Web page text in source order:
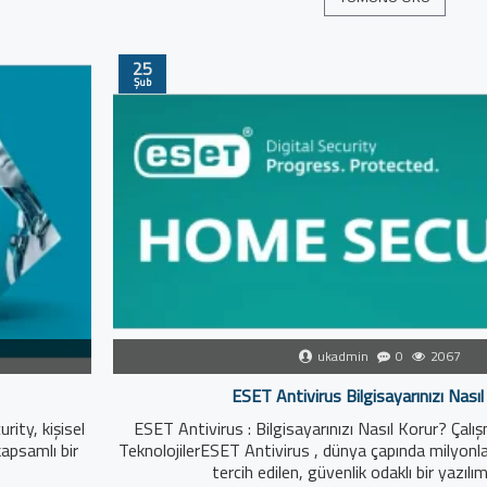
kişisel
bir
25
Şub
ukadmin 0 2067
ESET Antivirus Bilgisayarınızı
ESET Antivirus : Bilgisayarınızı Nasıl Korur?
TeknolojilerESET Antivirus , dünya çapında
tercih edilen, güvenlik odaklı bir